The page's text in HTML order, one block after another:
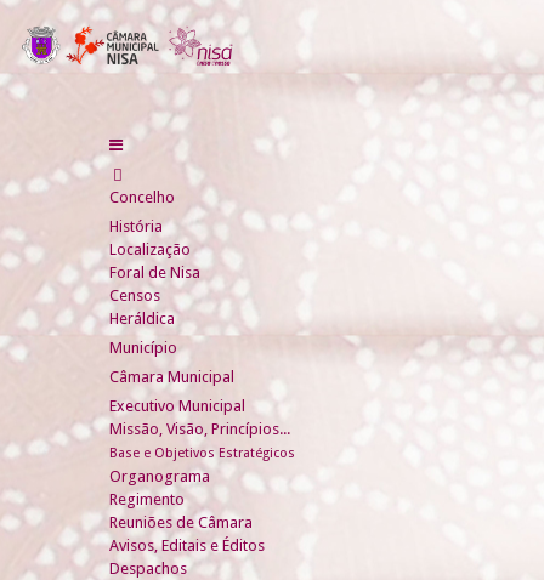
Concelho
História
Localização
Foral de Nisa
Censos
Heráldica
Município
Câmara Municipal
Executivo Municipal
Missão, Visão, Princípios...
Base e Objetivos Estratégicos
Organograma
Regimento
Reuniões de Câmara
Avisos, Editais e Éditos
Despachos